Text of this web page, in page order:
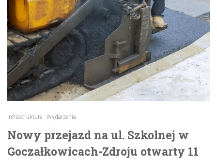
Infrastruktura Wydarzenia
Nowy przejazd na ul. Szkolnej w
Goczałkowicach-Zdroju otwarty 11